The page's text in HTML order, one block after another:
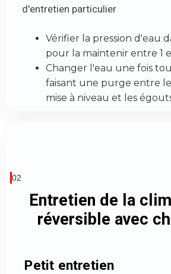
d'entretien particulier
Vérifier la pression d'eau
pour la maintenir entre 1
Changer l'eau une fois
faisant une purge entre
mise à niveau et les
02
Entretien de la
réversible avec
Petit entretien